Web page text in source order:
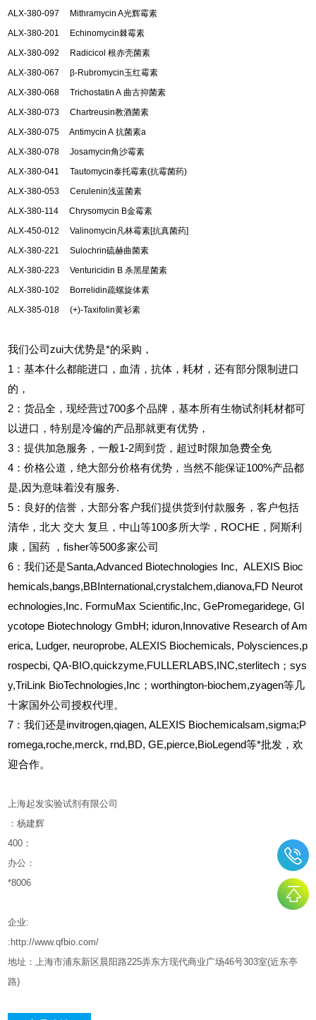
ALX-380-097 Mithramycin A光辉霉素
ALX-380-201 Echinomycin棘霉素
ALX-380-092 Radicicol根赤壳菌素
ALX-380-067β-Rubromycin玉红霉素
ALX-380-068 Trichostatin A曲古抑菌素
ALX-380-073 Chartreusin教酒菌素
ALX-380-075 Antimycin A抗菌素a
ALX-380-078 Josamycin角沙霉素
ALX-380-041 Tautomycin泰托霉素(抗霉菌药)
ALX-380-053 Cerulenin浅蓝菌素
ALX-380-114 Chrysomycin B金霉素
ALX-450-012 Valinomycin凡林霉素[抗真菌药]
ALX-380-221 Sulochrin硫赫曲菌素
ALX-380-223 Venturicidin B杀黑星菌素
ALX-380-102 Borrelidin疏螺旋体素
ALX-385-018 (+)-Taxifolin黄衫素
我们公司zui大优势是*的采购，
1 ：基本什么都能进口，血清，抗体，耗材，还有部分限制进口
的，
2 ：货品全，现经营过700多个品牌，基本所有生物试剂耗材都可
以进口，特别是冷偏的产品那就更有优势，
3 ：提供加急服务，一般1-2周到货，超过时限加急费全免
4 ：价格公道，绝大部分价格有优势，当然不能保证100%产品都
是,因为意味着没有服务.
5 ：良好的信誉，大部分客户我们提供货到付款服务，客户包括
清华，北大 交大 复旦，中山等100多所大学，ROCHE，阿斯利
康，国药
，fisher等500多家公司
6 ：我们还是Santa,Advanced Biotechnologies Inc, ALEXIS Bioc
hemicals,bangs,BBInternational,crystalchem,dianova,FD Neurot
echnologies,Inc. FormuMax Scientific,Inc, GePromegaridege, Gl
ycotope Biotechnology GmbH; iduron,Innovative Research of Am
erica, Ludger, neuroprobe, ALEXIS Biochemicals, Polysciences,p
rospecbi, QA-BIO,quickzyme,FULLERLABS,INC,sterlitech；sys
y,TriLink BioTechnologies,Inc；worthington-biochem,zyagen等几
十家国外公司授权代理。
7：我们还是invitrogen,qiagen, ALEXIS Biochemicalsam,sigma;P
romega,roche,merck, rnd,BD, GE,pierce,BioLegend等*批发，欢
迎合作。
上海起发实验试剂有限公司
：杨建辉
400 ：
办公：
*8006
企业:
:http://www.qfbio.com/
地址：上海市浦东新区晨阳路225弄东方现代商业广场46号303室(近东亭
路)